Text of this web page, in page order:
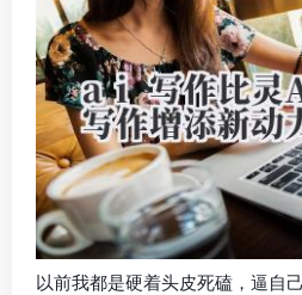
以前我都是硬着头皮死磕，逼自